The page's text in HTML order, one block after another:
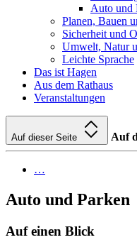
Auto und
Planen, Bauen
Sicherheit und
Umwelt, Natur
Leichte Sprache
Das ist Hagen
Aus dem Rathaus
Veranstaltungen
Auf dieser Seite Auf
…
Auto und Parken
Auf einen Blick